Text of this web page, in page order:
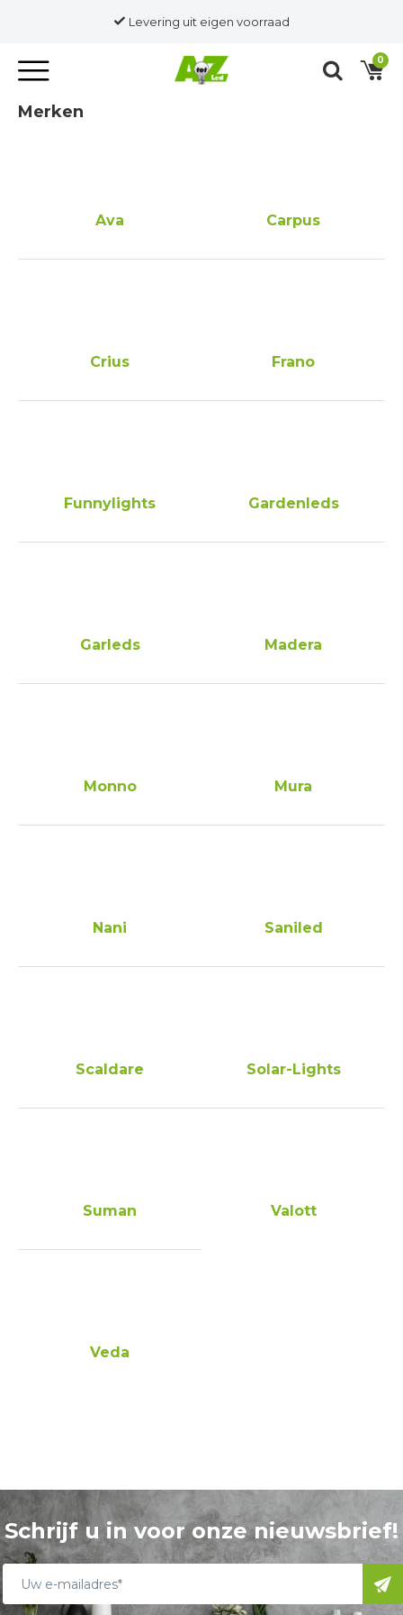
Levering uit eigen voorraad
0
Merken
Ava Carpus
Crius Frano
Funnylights Gardenleds
Garleds Madera
Monno Mura
Nani Saniled
Scaldare Solar-Lights
Suman Valott
Veda
Schrijf u in voor onze nieuwsbrief!